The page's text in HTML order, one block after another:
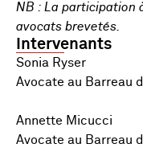
NB : La participation
avocats brevetés.
Intervenants
Sonia Ryser
Avocate au Barreau
Annette Micucci
Avocate au Barreau